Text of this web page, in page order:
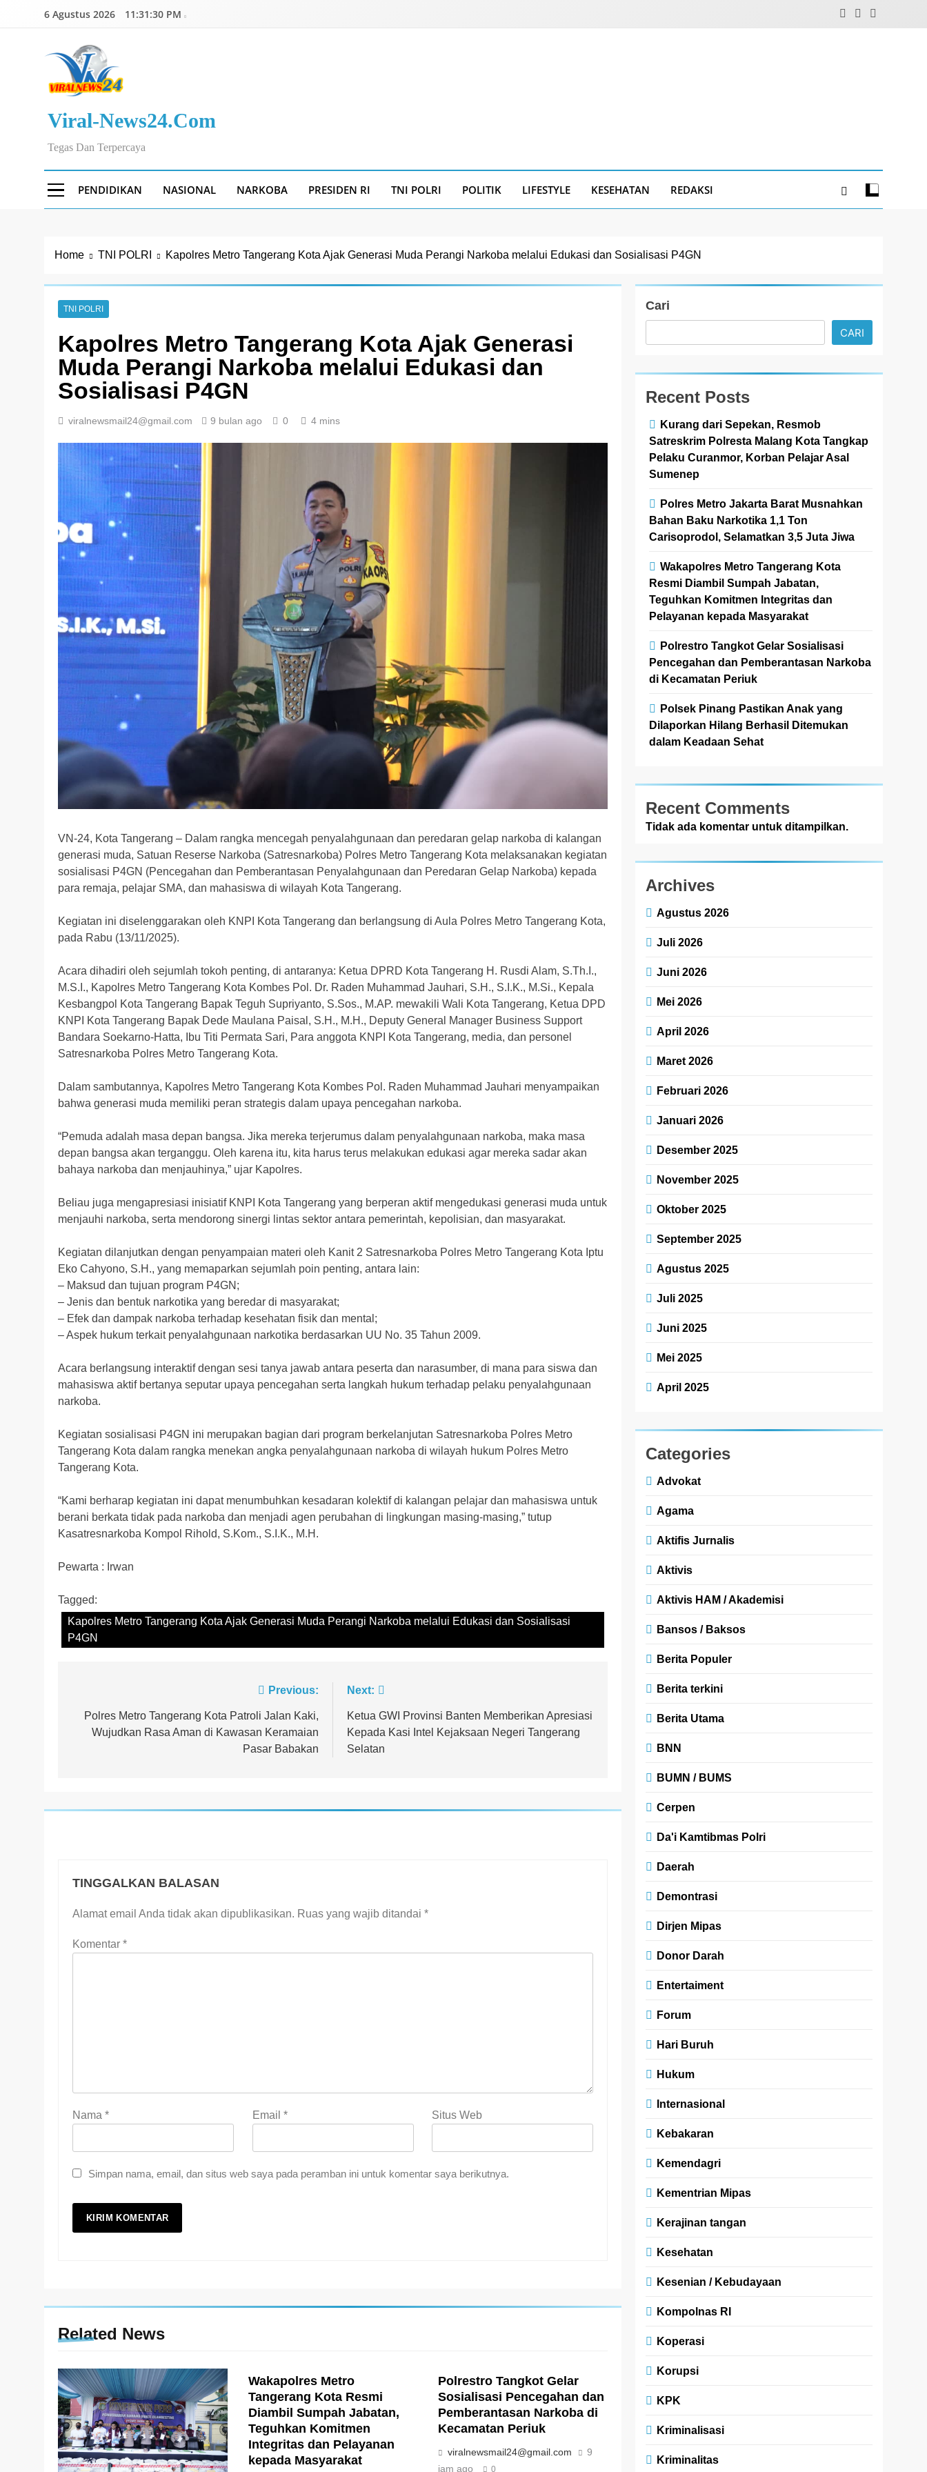
6 Agustus 2026 11:31:31 PM
Viral-News24.com
Tegas Dan Terpercaya
PENDIDIKAN NASIONAL NARKOBA PRESIDEN RI TNI POLRI POLITIK LIFESTYLE KESEHATAN REDAKSI
Home TNI POLRI Kapolres Metro Tangerang Kota Ajak Generasi Muda Perangi Narkoba melalui Edukasi dan Sosialisasi P4GN
TNI POLRI
Kapolres Metro Tangerang Kota Ajak Generasi
Muda Perangi Narkoba melalui Edukasi dan
Sosialisasi P4GN
viralnewsmail24@gmail.com 9 bulan ago 0 4 mins
VN-24, Kota Tangerang – Dalam rangka mencegah penyalahgunaan dan peredaran gelap narkoba di kalangan
generasi muda, Satuan Reserse Narkoba (Satresnarkoba) Polres Metro Tangerang Kota melaksanakan kegiatan
sosialisasi P4GN (Pencegahan dan Pemberantasan Penyalahgunaan dan Peredaran Gelap Narkoba) kepada
para remaja, pelajar SMA, dan mahasiswa di wilayah Kota Tangerang.
Kegiatan ini diselenggarakan oleh KNPI Kota Tangerang dan berlangsung di Aula Polres Metro Tangerang Kota,
pada Rabu (13/11/2025).
Acara dihadiri oleh sejumlah tokoh penting, di antaranya: Ketua DPRD Kota Tangerang H. Rusdi Alam, S.Th.I.,
M.S.I., Kapolres Metro Tangerang Kota Kombes Pol. Dr. Raden Muhammad Jauhari, S.H., S.I.K., M.Si., Kepala
Kesbangpol Kota Tangerang Bapak Teguh Supriyanto, S.Sos., M.AP. mewakili Wali Kota Tangerang, Ketua DPD
KNPI Kota Tangerang Bapak Dede Maulana Paisal, S.H., M.H., Deputy General Manager Business Support
Bandara Soekarno-Hatta, Ibu Titi Permata Sari, Para anggota KNPI Kota Tangerang, media, dan personel
Satresnarkoba Polres Metro Tangerang Kota.
Dalam sambutannya, Kapolres Metro Tangerang Kota Kombes Pol. Raden Muhammad Jauhari menyampaikan
bahwa generasi muda memiliki peran strategis dalam upaya pencegahan narkoba.
“Pemuda adalah masa depan bangsa. Jika mereka terjerumus dalam penyalahgunaan narkoba, maka masa
depan bangsa akan terganggu. Oleh karena itu, kita harus terus melakukan edukasi agar mereka sadar akan
bahaya narkoba dan menjauhinya,” ujar Kapolres.
Beliau juga mengapresiasi inisiatif KNPI Kota Tangerang yang berperan aktif mengedukasi generasi muda untuk
menjauhi narkoba, serta mendorong sinergi lintas sektor antara pemerintah, kepolisian, dan masyarakat.
Kegiatan dilanjutkan dengan penyampaian materi oleh Kanit 2 Satresnarkoba Polres Metro Tangerang Kota Iptu
Eko Cahyono, S.H., yang memaparkan sejumlah poin penting, antara lain:
– Maksud dan tujuan program P4GN;
– Jenis dan bentuk narkotika yang beredar di masyarakat;
– Efek dan dampak narkoba terhadap kesehatan fisik dan mental;
– Aspek hukum terkait penyalahgunaan narkotika berdasarkan UU No. 35 Tahun 2009.
Acara berlangsung interaktif dengan sesi tanya jawab antara peserta dan narasumber, di mana para siswa dan
mahasiswa aktif bertanya seputar upaya pencegahan serta langkah hukum terhadap pelaku penyalahgunaan
narkoba.
Kegiatan sosialisasi P4GN ini merupakan bagian dari program berkelanjutan Satresnarkoba Polres Metro
Tangerang Kota dalam rangka menekan angka penyalahgunaan narkoba di wilayah hukum Polres Metro
Tangerang Kota.
“Kami berharap kegiatan ini dapat menumbuhkan kesadaran kolektif di kalangan pelajar dan mahasiswa untuk
berani berkata tidak pada narkoba dan menjadi agen perubahan di lingkungan masing-masing,” tutup
Kasatresnarkoba Kompol Rihold, S.Kom., S.I.K., M.H.
Pewarta : Irwan
Tagged:
Kapolres Metro Tangerang Kota Ajak Generasi Muda Perangi Narkoba melalui Edukasi dan Sosialisasi
P4GN
pos
Previous:
Polres Metro Tangerang Kota Patroli Jalan Kaki,
Wujudkan Rasa Aman di Kawasan Keramaian
Pasar Babakan
Next:
Ketua GWI Provinsi Banten Memberikan Apresiasi
Kepada Kasi Intel Kejaksaan Negeri Tangerang
Selatan
TINGGALKAN BALASAN
Alamat email Anda tidak akan dipublikasikan. Ruas yang wajib ditandai *
Komentar *
Nama * Email * Situs Web
Simpan nama, email, dan situs web saya pada peramban ini untuk komentar saya berikutnya.
Related News
Wakapolres Metro
Tangerang Kota Resmi
Diambil Sumpah Jabatan,
Teguhkan Komitmen
Integritas dan Pelayanan
kepada Masyarakat
Polrestro Tangkot Gelar
Sosialisasi Pencegahan dan
Pemberantasan Narkoba di
Kecamatan Periuk
viralnewsmail24@gmail.com
9
jam ago
0
Cari
CARI
Recent Posts
Kurang dari Sepekan, Resmob
Satreskrim Polresta Malang Kota Tangkap
Pelaku Curanmor, Korban Pelajar Asal
Sumenep
Polres Metro Jakarta Barat Musnahkan
Bahan Baku Narkotika 1,1 Ton
Carisoprodol, Selamatkan 3,5 Juta Jiwa
Wakapolres Metro Tangerang Kota
Resmi Diambil Sumpah Jabatan,
Teguhkan Komitmen Integritas dan
Pelayanan kepada Masyarakat
Polrestro Tangkot Gelar Sosialisasi
Pencegahan dan Pemberantasan Narkoba
di Kecamatan Periuk
Polsek Pinang Pastikan Anak yang
Dilaporkan Hilang Berhasil Ditemukan
dalam Keadaan Sehat
Recent Comments
Tidak ada komentar untuk ditampilkan.
Archives
Agustus 2026
Juli 2026
Juni 2026
Mei 2026
April 2026
Maret 2026
Februari 2026
Januari 2026
Desember 2025
November 2025
Oktober 2025
September 2025
Agustus 2025
Juli 2025
Juni 2025
Mei 2025
April 2025
Categories
Advokat
Agama
Aktifis Jurnalis
Aktivis
Aktivis HAM / Akademisi
Bansos / Baksos
Berita Populer
Berita terkini
Berita Utama
BNN
BUMN / BUMS
Cerpen
Da'i Kamtibmas Polri
Daerah
Demontrasi
Dirjen Mipas
Donor Darah
Entertaiment
Forum
Hari Buruh
Hukum
Internasional
Kebakaran
Kemendagri
Kementrian Mipas
Kerajinan tangan
Kesehatan
Kesenian / Kebudayaan
Kompolnas RI
Koperasi
Korupsi
KPK
Kriminalisasi
Kriminalitas